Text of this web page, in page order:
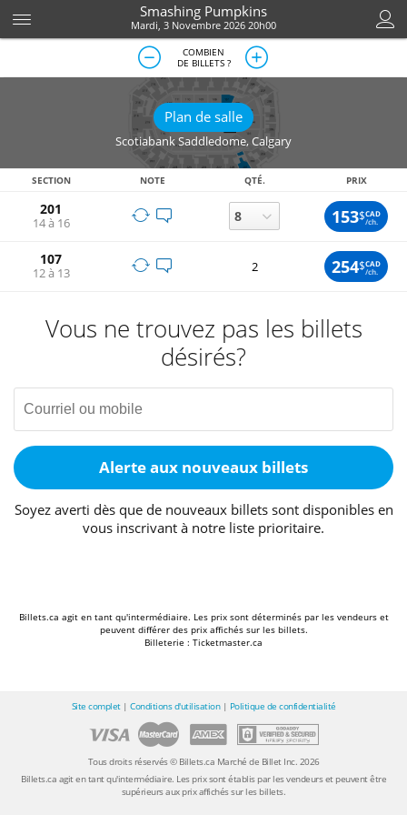
Smashing Pumpkins
Mardi, 3 Novembre 2026 20h00
COMBIEN
DE BILLETS ?
Plan de salle
Scotiabank Saddledome,Calgary
SECTION NOTE QTÉ. PRIX
201
14 à 16 153$CAD
/ch.
107
12 à 13 2 254$CAD
/ch.
Vous ne trouvez pas les billets
désirés?
Alerte aux nouveaux billets
Soyez averti dès que de nouveaux billets sont disponibles en
vous inscrivant à notre liste prioritaire.
Billets.ca agit en tant qu'intermédiaire. Les prix sont déterminés par les vendeurs et
peuvent différer des prix affichés sur les billets.
Billeterie : Ticketmaster.ca
Site complet| Conditions d'utilisation| Politique de confidentialité
Tous droits réservés © Billets.ca Marché de Billet Inc. 2026
Billets.ca agit en tant qu'intermédiaire. Les prix sont établis par les vendeurs et peuvent être
supérieurs aux prix affichés sur les billets.